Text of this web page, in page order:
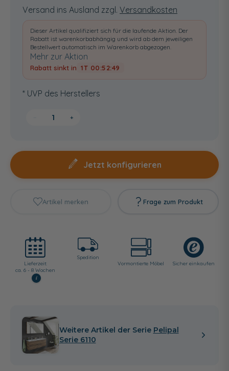
Versand ins Ausland zzgl. Versandkosten
Dieser Artikel qualifiziert sich für die laufende Aktion. Der
Rabatt ist warenkorbabhängig und wird ab dem jeweiligen
Bestellwert automatisch im Warenkorb abgezogen.
Mehr zur Aktion
Rabatt sinkt in 1T 00:52:48
* UVP des Herstellers
+
Jetzt konfigurieren
Artikel merken Frage zum Produkt
Lieferzeit:
ca. 6 - 8 Wochen
i
Spedition
Vormontierte Möbel
Sicher einkaufen
Weitere Artikel der Serie Pelipal
Serie 6110